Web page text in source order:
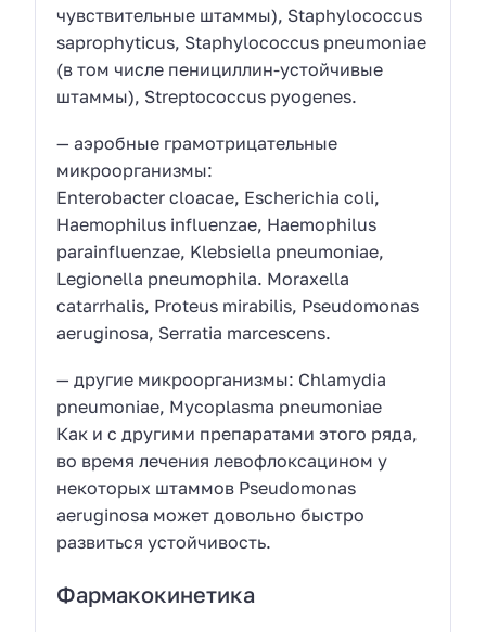
чувствительные штаммы), Staphylococcus
saprophyticus, Staphylococcus pneumoniae
(в том числе пенициллин-устойчивые
штаммы), Streptococcus pyogenes.
— аэробные грамотрицательные
микроорганизмы:
Enterobacter cloacae, Escherichia coli,
Haemophilus influenzae, Haemophilus
parainfluenzae, Klebsiella pneumoniae,
Legionella pneumophila. Moraxella
catarrhalis, Proteus mirabilis, Pseudomonas
aeruginosa, Serratia marcescens.
— другие микроорганизмы: Chlamydia
pneumoniae, Mycoplasma pneumoniae
Как и с другими препаратами этого ряда,
во время лечения левофлоксацином у
некоторых штаммов Pseudomonas
aeruginosa может довольно быстро
развиться устойчивость.
Фармакокинетика